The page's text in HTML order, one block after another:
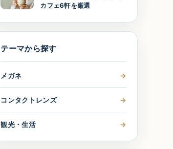
カフェ6軒を厳選
テーマから探す
メガネ →
コンタクトレンズ →
観光・生活 →